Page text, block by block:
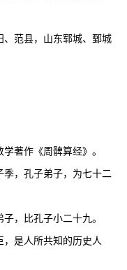
范县，山东郓城、鄄城
著作《周髀算经》。
，孔子弟子，为七十二
，比孔子小二十九。
是人所共知的历史人